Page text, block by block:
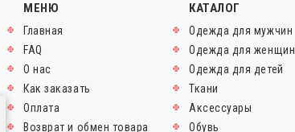
МЕНЮ
Главная
FAQ
О нас
Как заказать
Оплата
Возврат и обмен товара
КАТАЛОГ
Одежда для мужчин
Одежда для женщин
Одежда для детей
Ткани
Аксессуары
Обувь